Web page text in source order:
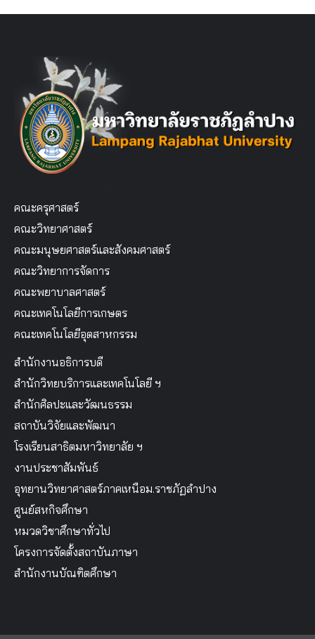
คณะครุศาสตร์
คณะวิทยาศาสตร์
คณะมนุษยศาสตร์และสังคมศาสตร์
คณะวิทยาการจัดการ
คณะพยาบาลศาสตร์
คณะเทคโนโลยีการเกษตร
คณะเทคโนโลยีอุตสาหกรรม
สำนักงานอธิการบดี
สำนักวิทยบริการและเทคโนโลยี ฯ
สำนักศิลปะและวัฒนธรรม
สถาบันวิจัยและพัฒนา
โรงเรียนสาธิตมหาวิทยาลัย ฯ
งานประชาสัมพันธ์
อุทยานวิทยาศาสตร์ภาคเหนือม.ราชภัฏลำปาง
ศูนย์สหกิจศึกษา
หมวดวิชาศึกษาทั่วไป
โครงการจัดตั้งสถาบันภาษา
สำนักงานบัณฑิตศึกษา